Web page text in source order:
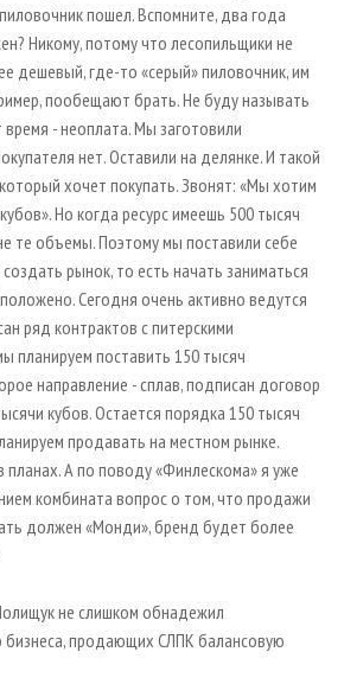
пошел. Вспомните, два года
Никому, потому что лесопильщики не
дешевый, где-то «серый» пиловочник, им
пообещают брать. Не буду называть
время - неоплата. Мы заготовили
нет. Оставили на делянке. И такой
хочет покупать. Звонят: «Мы хотим
Но когда ресурс имеешь 500 тысяч
те объемы. Поэтому мы поставили себе
рынок, то есть начать заниматься
Сегодня очень активно ведутся
ряд контрактов с питерскими
планируем поставить 150 тысяч
направление - сплав, подписан договор
кубов. Остается порядка 150 тысяч
продавать на местном рынке.
А по поводу «Финлескома» я уже
комбината вопрос о том, что продажи
должен «Монди», бренд будет более
не слишком обнадежил
бизнеса, продающих СЛПК балансовую